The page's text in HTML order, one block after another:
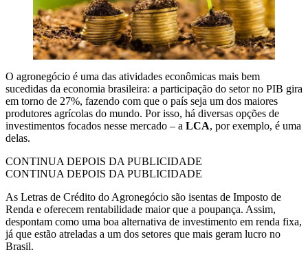
O agronegócio é uma das atividades econômicas mais bem
sucedidas da economia brasileira: a participação do setor no PIB gira
em torno de 27%, fazendo com que o país seja um dos maiores
produtores agrícolas do mundo. Por isso, há diversas opções de
investimentos focados nesse mercado – a LCA, por exemplo, é uma
delas.
CONTINUA DEPOIS DA PUBLICIDADE
CONTINUA DEPOIS DA PUBLICIDADE
As Letras de Crédito do Agronegócio são isentas de Imposto de
Renda e oferecem rentabilidade maior que a poupança. Assim,
despontam como uma boa alternativa de investimento em renda fixa,
já que estão atreladas a um dos setores que mais geram lucro no
Brasil.